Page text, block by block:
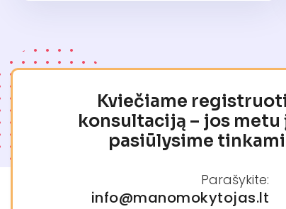
Kviečiame
konsultaciją – jos
pasiūlysime
Parašykite:
info@manomokytojas.lt